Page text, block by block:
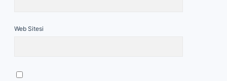
Web Sitesi